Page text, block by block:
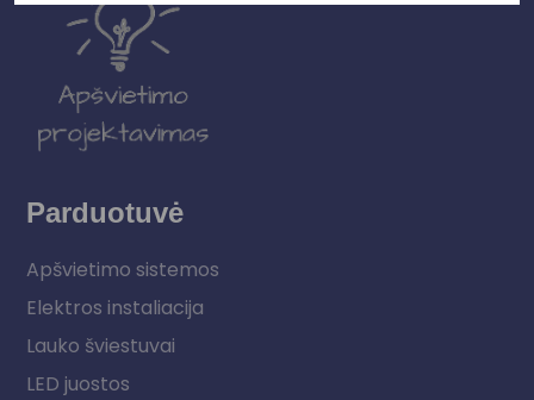
Parduotuvė
Apšvietimo sistemos
Elektros instaliacija
Lauko šviestuvai
LED juostos